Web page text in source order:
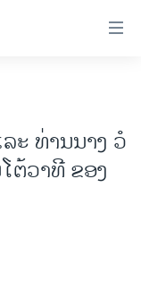
ະ ທ່ານ​ນາງ ວໍ​
ຕ້​ວາ​ທີ ຂອງ​